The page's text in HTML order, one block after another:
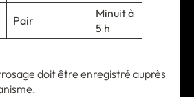
Pair
Minuit à
5 h
doit être enregistré auprès